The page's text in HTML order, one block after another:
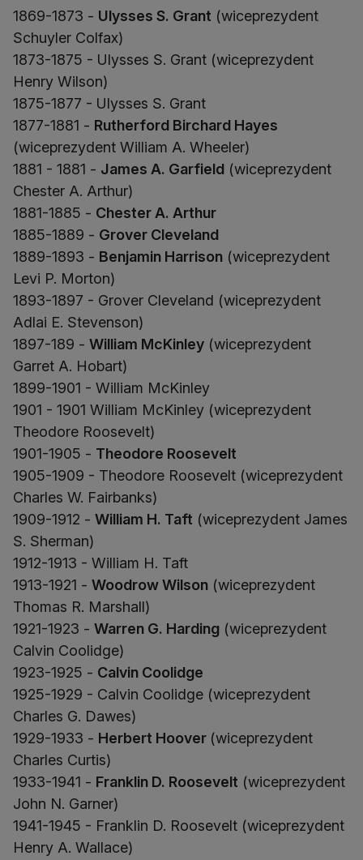
1869-1873 - Ulysses S. Grant (wiceprezydent
Schuyler Colfax)
1873-1875 - Ulysses S. Grant (wiceprezydent
Henry Wilson)
1875-1877 - Ulysses S. Grant
1877-1881 - Rutherford Birchard Hayes
(wiceprezydent William A. Wheeler)
1881 - 1881 - James A. Garfield (wiceprezydent
Chester A. Arthur)
1881-1885 - Chester A. Arthur
1885-1889 - Grover Cleveland
1889-1893 - Benjamin Harrison (wiceprezydent
Levi P. Morton)
1893-1897 - Grover Cleveland (wiceprezydent
Adlai E. Stevenson)
1897-189 - William McKinley (wiceprezydent
Garret A. Hobart)
1899-1901 - William McKinley
1901 - 1901 William McKinley (wiceprezydent
Theodore Roosevelt)
1901-1905 - Theodore Roosevelt
1905-1909 - Theodore Roosevelt (wiceprezydent
Charles W. Fairbanks)
1909-1912 - William H. Taft (wiceprezydent James
S. Sherman)
1912-1913 - William H. Taft
1913-1921 - Woodrow Wilson (wiceprezydent
Thomas R. Marshall)
1921-1923 - Warren G. Harding (wiceprezydent
Calvin Coolidge)
1923-1925 - Calvin Coolidge
1925-1929 - Calvin Coolidge (wiceprezydent
Charles G. Dawes)
1929-1933 - Herbert Hoover (wiceprezydent
Charles Curtis)
1933-1941 - Franklin D. Roosevelt (wiceprezydent
John N. Garner)
1941-1945 - Franklin D. Roosevelt (wiceprezydent
Henry A. Wallace)